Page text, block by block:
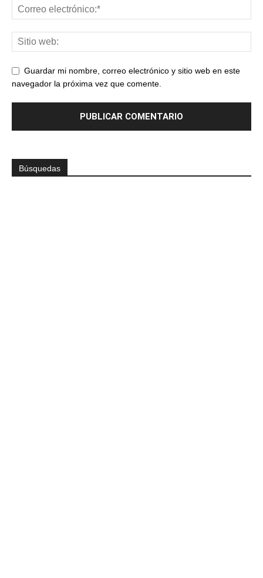
Guardar mi nombre, correo electrónico y sitio web en este
navegador la próxima vez que comente.
Búsquedas